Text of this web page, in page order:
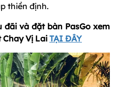
thiền định.
đãi và đặt bàn PasGo xem
Vị Lai TẠI ĐÂY